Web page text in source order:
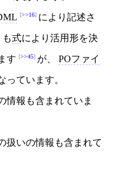
>>16 により記述さ
も式により活用形を決
す >>45 が、 POファイ
っています。
情報も含まれていま
扱いの情報も含まれて